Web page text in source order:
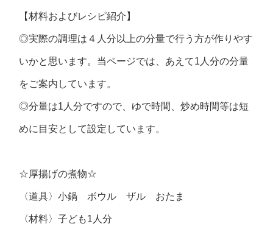
【材料およびレシピ紹介】
◎実際の調理は４人分以上の分量で行う方が作りやす
いかと思います。当ページでは、あえて1人分の分量
をご案内しています。
◎分量は1人分ですので、ゆで時間、炒め時間等は短
めに目安として設定しています。
☆厚揚げの煮物☆
〈道具〉小鍋 ボウル ザル おたま
〈材料〉子ども1人分